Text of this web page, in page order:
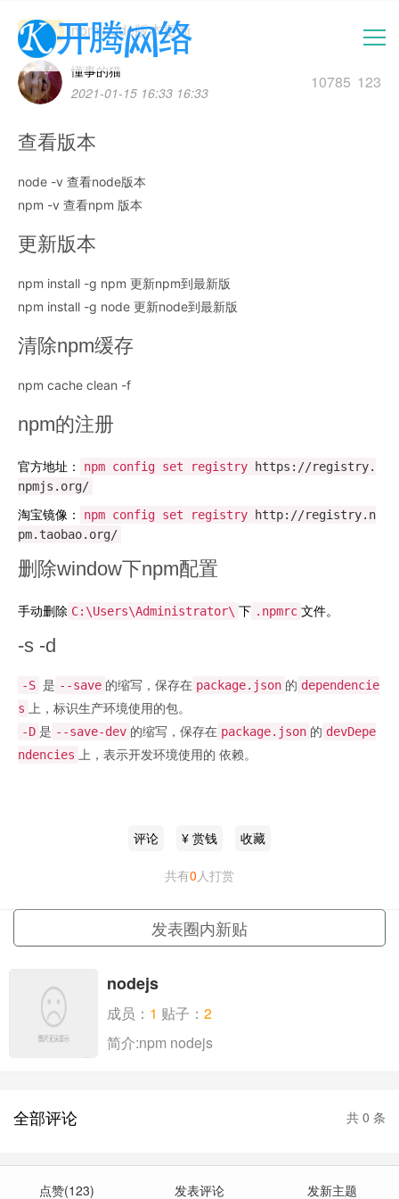
首页
新闻中心
云建站
医疗影像
服务中心
联系我们
nodejs npm node版本更新
懂事的猫
2021-01-15 16:33 16:33
10785 123
查看版本
node -v 查看node版本
npm -v 查看npm 版本
更新版本
npm install -g npm 更新npm到最新版
npm install -g node 更新node到最新版
清除npm缓存
npm cache clean -f
npm的注册
官方地址： npm config set registry
https://registry.
npmjs.org/
淘宝镜像： npm config set registry
http://registry.n
pm.taobao.org/
删除window下npm配置
手动删除 C:\Users\Administrator\ 下 .npmrc 文件。
-s -d
-S 是 --save 的缩写，保存在 package.json 的 dependencie
s
上，标识生产环境使用的包。
-D 是 --save-dev 的缩写，保存在 package.json 的 devDepe
ndencies
上，表示开发环境使用的 依赖。
评论 ¥ 赏钱 收藏
共有0人打赏
发表圈内新贴
nodejs
成员： 1 贴子： 2
简介:npm nodejs
全部评论 共 0 条
点赞(123) 发表评论 发新主题